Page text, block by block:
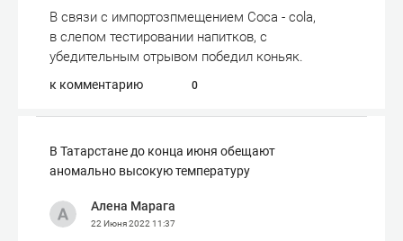
В связи с импортозпмещением Coca - cola,
в слепом тестировании напитков, с
убедительным отрывом победил коньяк.
к комментарию 0
В Татарстане до конца июня обещают
аномально высокую температуру
Алена Марага
22 Июня 2022 11:37